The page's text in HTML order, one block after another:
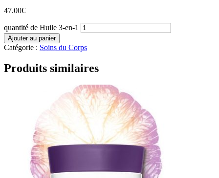
47.00€
quantité de Huile 3-en-1
Ajouter au panier
Catégorie : Soins du Corps
Produits similaires